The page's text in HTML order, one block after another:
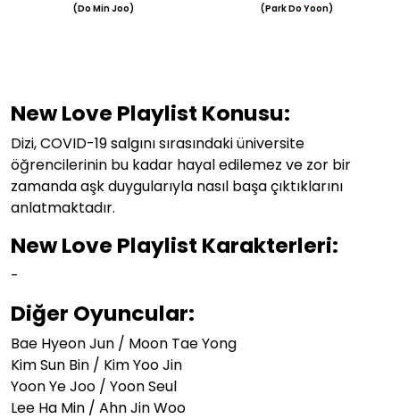
(Do Min Joo) (Park Do Yoon)
New Love Playlist Konusu:
Dizi,COVID-19 salgını sırasındaki üniversite
öğrencilerinin bu kadar hayal edilemez ve zor bir
zamanda aşk duygularıyla nasıl başa çıktıklarını
anlatmaktadır.
New Love Playlist Karakterleri:
-
Diğer Oyuncular:
Bae Hyeon Jun / Moon Tae Yong
Kim Sun Bin / Kim Yoo Jin
Yoon Ye Joo / Yoon Seul
Lee Ha Min / Ahn Jin Woo